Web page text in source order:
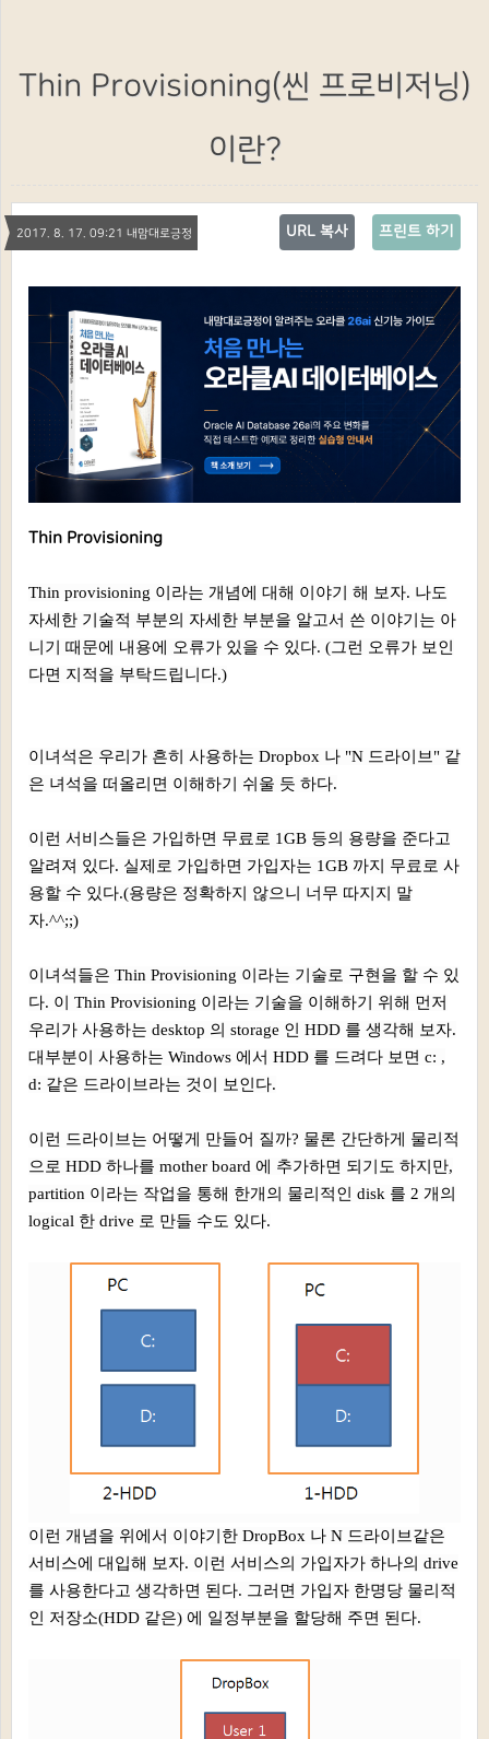
Thin Provisioning(씬 프로비저닝)
이란?
2017. 8. 17. 09:21 내맘대로긍정 프린트 하기
URL 복사
Thin Provisioning
Thin provisioning 이라는 개념에 대해 이야기 해 보자. 나도
자세한 기술적 부분의 자세한 부분을 알고서 쓴 이야기는 아
니기 때문에 내용에 오류가 있을 수 있다. (그런 오류가 보인
다면 지적을 부탁드립니다.)
이녀석은 우리가 흔히 사용하는 Dropbox 나 "N 드라이브" 같
은 녀석을 떠올리면 이해하기 쉬울 듯 하다.
이런 서비스들은 가입하면 무료로 1GB 등의 용량을 준다고
알려져 있다. 실제로 가입하면 가입자는 1GB 까지 무료로 사
용할 수 있다.(용량은 정확하지 않으니 너무 따지지 말
자.^^;;)
이녀석들은 Thin Provisioning 이라는 기술로 구현을 할 수 있
다. 이 Thin Provisioning 이라는 기술을 이해하기 위해 먼저
우리가 사용하는 desktop 의 storage 인 HDD 를 생각해 보자.
대부분이 사용하는 Windows 에서 HDD 를 드려다 보면 c: ,
d: 같은 드라이브라는 것이 보인다.
이런 드라이브는 어떻게 만들어 질까? 물론 간단하게 물리적
으로 HDD 하나를 mother board 에 추가하면 되기도 하지만,
partition 이라는 작업을 통해 한개의 물리적인 disk 를 2 개의
logical 한 drive 로 만들 수도 있다.
이런 개념을 위에서 이야기한 DropBox 나 N 드라이브같은
서비스에 대입해 보자. 이런 서비스의 가입자가 하나의 drive
를 사용한다고 생각하면 된다. 그러면 가입자 한명당 물리적
인 저장소(HDD 같은) 에 일정부분을 할당해 주면 된다.